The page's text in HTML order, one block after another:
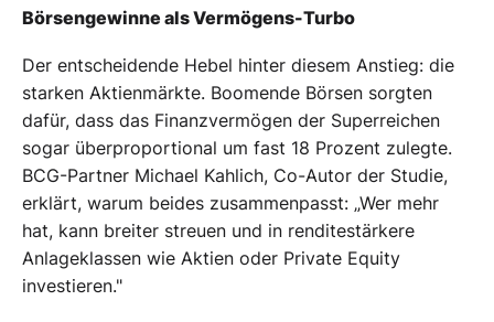
Börsengewinne als Vermögens-Turbo
Der entscheidende Hebel hinter diesem Anstieg: die
starken Aktienmärkte. Boomende Börsen sorgten
dafür, dass das Finanzvermögen der Superreichen
sogar überproportional um fast 18 Prozent zulegte.
BCG-Partner Michael Kahlich, Co-Autor der Studie,
erklärt, warum beides zusammenpasst: „Wer mehr
hat, kann breiter streuen und in renditestärkere
Anlageklassen wie Aktien oder Private Equity
investieren."